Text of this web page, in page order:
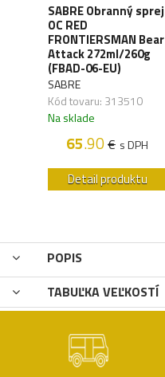
SABRE Obranný sprej
OC RED
FRONTIERSMAN Bear
Attack 272ml/260g
(FBAD-06-EU)
SABRE
Kód tovaru: 313510
Na sklade
65.90€ s DPH
Detail produktu
POPIS
TABUĽKA VEĽKOSTÍ